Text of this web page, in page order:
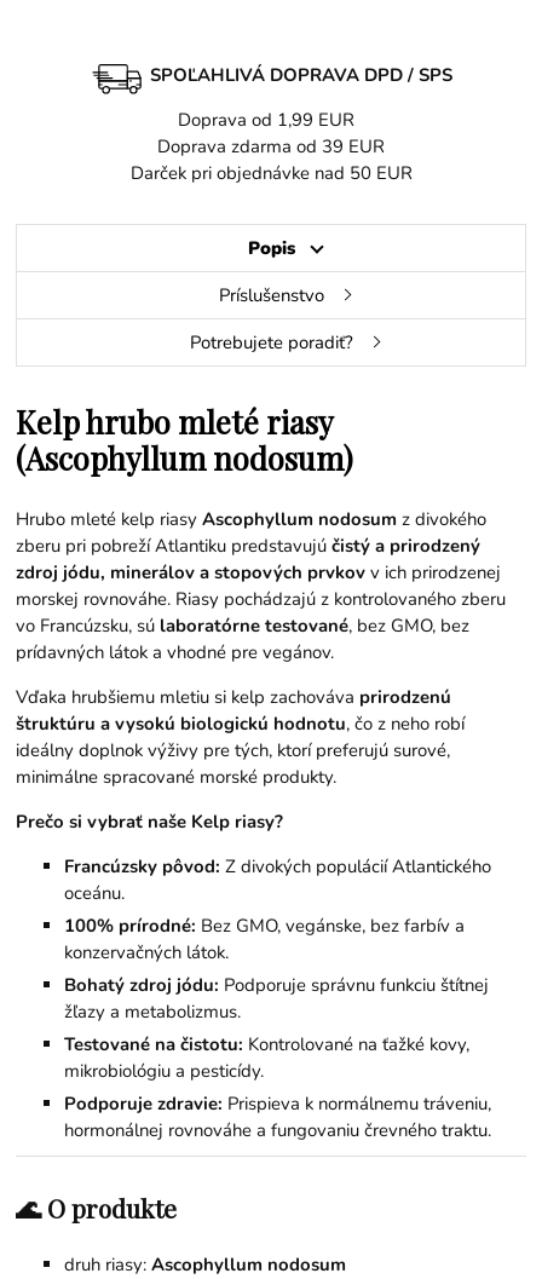
SPOĽAHLIVÁ DOPRAVA DPD / SPS
Doprava od 1,99 EUR
Doprava zdarma od 39 EUR
Darček pri objednávke nad 50 EUR
Popis
Príslušenstvo
Potrebujete poradiť?
Kelp hrubo mleté riasy
(Ascophyllum nodosum)
Hrubo mleté kelp riasyAscophyllum nodosum z divokého
zberu pri pobreží Atlantiku predstavujúčistý a prirodzený
zdroj jódu, minerálov a stopových prvkov v ich prirodzenej
morskej rovnováhe. Riasy pochádzajú z kontrolovaného zberu
vo Francúzsku, sú laboratórne testované, bez GMO, bez
prídavných látok a vhodné pre vegánov.
Vďaka hrubšiemu mletiu si kelp zachováva prirodzenú
štruktúru a vysokú biologickú hodnotu, čo z neho robí
ideálny doplnok výživy pre tých, ktorí preferujú surové,
minimálne spracované morské produkty.
Prečo si vybrať naše Kelp riasy?
Francúzsky pôvod: Z divokých populácií Atlantického
oceánu.
100% prírodné: Bez GMO, vegánske, bez farbív a
konzervačných látok.
Bohatý zdroj jódu: Podporuje správnu funkciu štítnej
žľazy a metabolizmus.
Testované na čistotu: Kontrolované na ťažké kovy,
mikrobiológiu a pesticídy.
Podporuje zdravie: Prispieva k normálnemu tráveniu,
hormonálnej rovnováhe a fungovaniu črevného traktu.
🌊 O produkte
druh riasy:Ascophyllum nodosum